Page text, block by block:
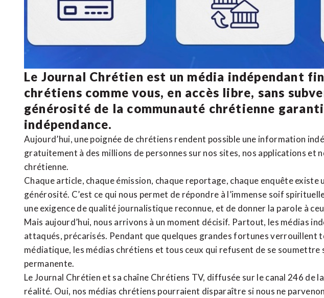
Le Journal Chrétien est un média indépendant
chrétiens comme vous, en accès libre, sans
générosité de la communauté chrétienne
indépendance.
Aujourd’hui, une poignée de chrétiens rendent possible une information
gratuitement à des millions de personnes sur nos sites, nos applications et
chrétienne.
Chaque article, chaque émission, chaque reportage, chaque enquête
générosité. C’est ce qui nous permet de répondre à l’immense soif
une exigence de qualité journalistique reconnue, et de donner la parole à
Mais aujourd’hui, nous arrivons à un moment décisif. Partout, les médias
attaqués, précarisés. Pendant que quelques grandes fortunes verrouillent
médiatique, les médias chrétiens et tous ceux qui refusent de se soumettre
permanente.
Le Journal Chrétien et sa chaîne Chrétiens TV, diffusée sur le canal 246 de
réalité. Oui, nos médias chrétiens pourraient disparaître si nous ne